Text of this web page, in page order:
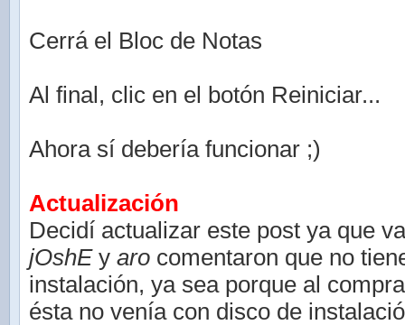
Cerrá el Bloc de Notas
Al final, clic en el botón Reiniciar...
Ahora sí debería funcionar ;)
Actualización
Decidí actualizar este post ya que
jOshEy aro comentaron que no
instalación, ya sea porque al
ésta no venía con disco de